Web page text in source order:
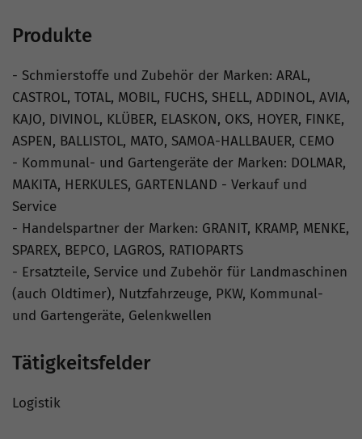
Produkte
- Schmierstoffe und Zubehör der Marken: ARAL,
CASTROL, TOTAL, MOBIL, FUCHS, SHELL, ADDINOL, AVIA,
KAJO, DIVINOL, KLÜBER, ELASKON, OKS, HOYER, FINKE,
ASPEN, BALLISTOL, MATO, SAMOA-HALLBAUER, CEMO
- Kommunal- und Gartengeräte der Marken: DOLMAR,
MAKITA, HERKULES, GARTENLAND - Verkauf und
Service
- Handelspartner der Marken: GRANIT, KRAMP, MENKE,
SPAREX, BEPCO, LAGROS, RATIOPARTS
- Ersatzteile, Service und Zubehör für Landmaschinen
(auch Oldtimer), Nutzfahrzeuge, PKW, Kommunal-
und Gartengeräte, Gelenkwellen
Tätigkeitsfelder
Logistik